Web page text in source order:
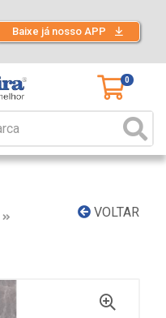
Baixe já nosso APP
0
VOLTAR